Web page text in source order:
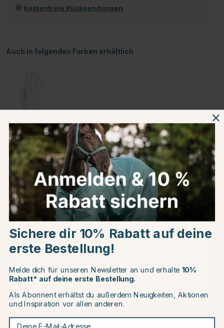
Kostenfreie Rücksendungen
Auch in folgenden Farben erhältlich
Weiß
Produktinformationen
Über die Marke
Kundenbewertungen
Andere Produkte, die Ihnen gefallen könnten
15 15
Choose country
EU
CHANGE COUNTRY
Continue to equinest.de
Sichere dir 10% Rabatt auf deine
erste Bestellung!
Melde dich für unseren Newsletter an und erhalte 10%
Rabatt* auf deine erste Bestellung.
Als Abonnent erhältst du außerdem Neuigkeiten, Aktionen
und Inspiration vor allen anderen.
Deine E-Mail-Adresse